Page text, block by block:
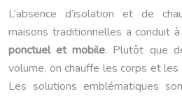
L’absence d’isolation et de
maisons traditionnelles a conduit
ponctuel et mobile. Plutôt que
volume, on chauffe les corps et
Les solutions emblématiques